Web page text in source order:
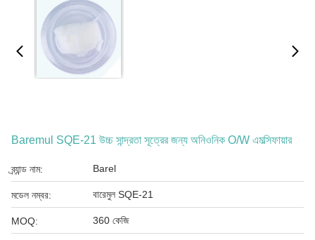
Baremul SQE-21 উচ্চ সান্দ্রতা সূত্রের জন্য অনিওনিক O/W এমল্সিফায়ার
ব্র্যান্ড নাম: Barel
মডেল নম্বর: বারেমুল SQE-21
MOQ: 360 কেজি